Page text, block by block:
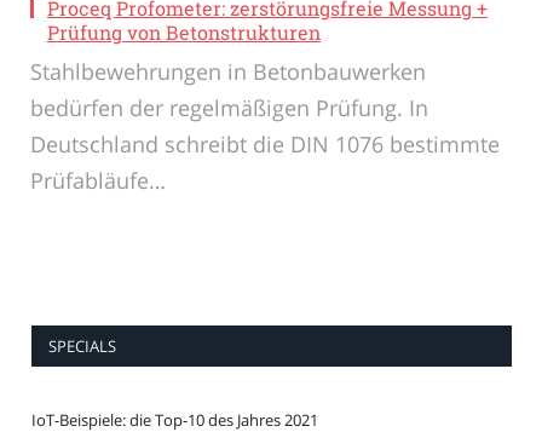
Proceq Profometer: zerstörungsfreie Messung +
Prüfung von Betonstrukturen
Stahlbewehrungen in Betonbauwerken
bedürfen der regelmäßigen Prüfung. In
Deutschland schreibt die DIN 1076 bestimmte
Prüfabläufe…
SPECIALS
IoT-Beispiele: die Top-10 des Jahres 2021